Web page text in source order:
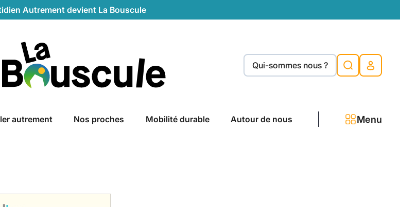
Autrement devient La Bouscule
Qui-sommes nous ?
autrement Nos proches Mobilité durable Autour de nous Menu